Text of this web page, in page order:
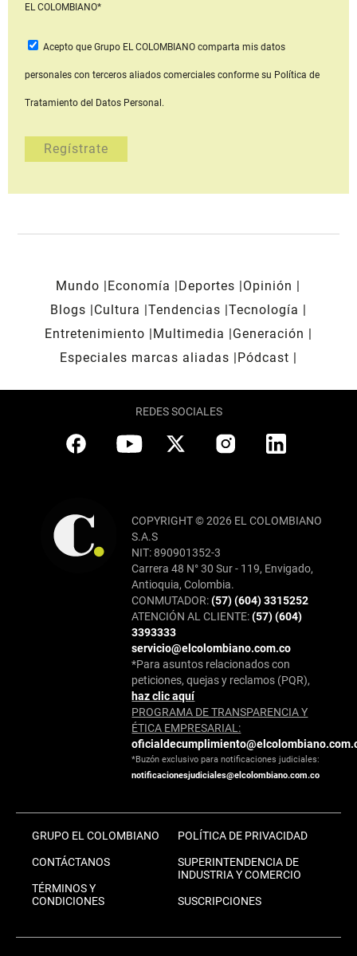
EL COLOMBIANO*
Acepto que Grupo EL COLOMBIANOcomparta mis datos
personales con terceros aliados comerciales conforme su Política de
Tratamiento del Datos Personal.
Mundo Economía Deportes
Opinión
Blogs
Cultura Tendencias Tecnología
Entretenimiento
Multimedia
Generación
Especiales marcas aliadas
Pódcast
REDES SOCIALES
COPYRIGHT © 2026 EL COLOMBIANO
S.A.S
NIT: 890901352-3
Carrera 48 N° 30 Sur - 119, Envigado,
Antioquia, Colombia.
CONMUTADOR:(57) (604) 3315252
ATENCIÓN AL CLIENTE:(57) (604)
3393333
servicio@elcolombiano.com.co
*Para asuntos relacionados con
peticiones, quejas y reclamos (PQR),
haz clic aquí
PROGRAMA DE TRANSPARENCIA Y
ÉTICA EMPRESARIAL:
*Buzón exclusivo para notificaciones judiciales:
notificacionesjudiciales@elcolombiano.com.co
GRUPO EL COLOMBIANO
CONTÁCTANOS
TÉRMINOS Y
CONDICIONES
POLÍTICA DE PRIVACIDAD
SUPERINTENDENCIA DE
INDUSTRIA Y COMERCIO
SUSCRIPCIONES